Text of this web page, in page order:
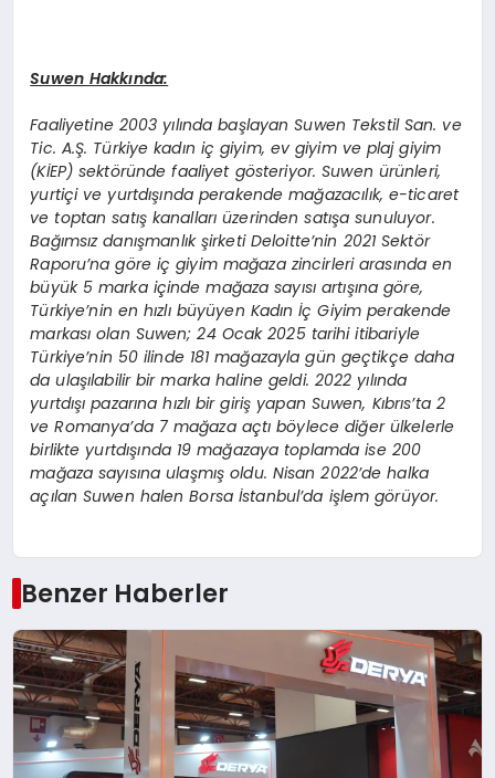
Suwen Hakkında:
Faaliyetine 2003 yılında başlayan Suwen Tekstil San. ve
Tic. A.Ş. Türkiye kadın iç giyim, ev giyim ve plaj giyim
(KİEP) sektöründe faaliyet gösteriyor. Suwen ürünleri,
yurtiçi ve yurtdışında perakende mağazacılık, e-ticaret
ve toptan satış kanalları üzerinden satışa sunuluyor.
Bağımsız danışmanlık şirketi Deloitte’nin 2021 Sektör
Raporu’na göre iç giyim mağaza zincirleri arasında en
büyük 5 marka içinde mağaza sayısı artışına göre,
Türkiye’nin en hızlı büyüyen Kadın İç Giyim perakende
markası olan Suwen; 24 Ocak 2025 tarihi itibariyle
Türkiye’nin 50 ilinde 181 mağazayla gün geçtikçe daha
da ulaşılabilir bir marka haline geldi. 2022 yılında
yurtdışı pazarına hızlı bir giriş yapan Suwen, Kıbrıs’ta 2
ve Romanya’da 7 mağaza açtı böylece diğer ülkelerle
birlikte yurtdışında 19 mağazaya toplamda ise 200
mağaza sayısına ulaşmış oldu. Nisan 2022’de halka
açılan Suwen halen Borsa İstanbul’da işlem görüyor.
Benzer Haberler